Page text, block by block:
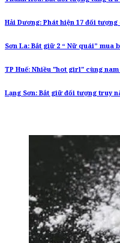
Hải Dương: Phát hiện 17 đối
Sơn La: Bắt giữ 2 “ Nữ quái” mua
TP Huế: Nhiều "hot girl" cùng
Lạng Sơn: Bắt giữ đối tượng truy